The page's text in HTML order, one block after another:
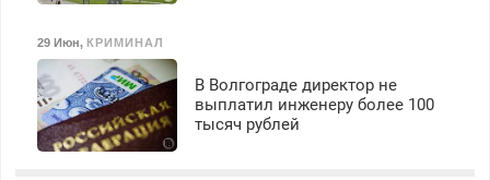
29 Июн, КРИМИНАЛ
В Волгограде директор не
выплатил инженеру более 100
тысяч рублей